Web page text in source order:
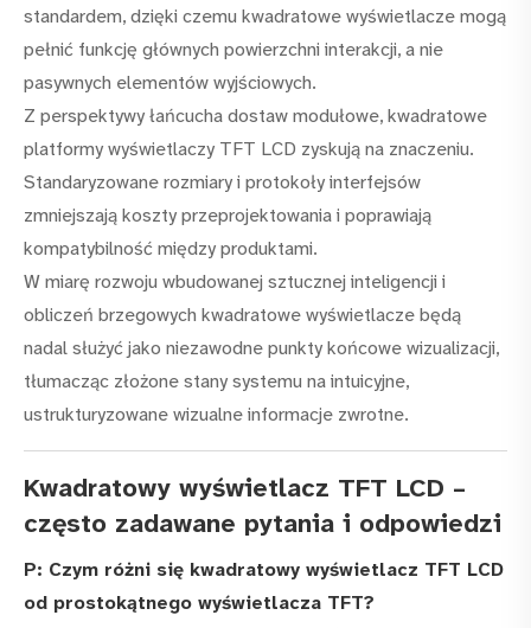
standardem, dzięki czemu kwadratowe wyświetlacze mogą
pełnić funkcję głównych powierzchni interakcji, a nie
pasywnych elementów wyjściowych.
Z perspektywy łańcucha dostaw modułowe, kwadratowe
platformy wyświetlaczy TFT LCD zyskują na znaczeniu.
Standaryzowane rozmiary i protokoły interfejsów
zmniejszają koszty przeprojektowania i poprawiają
kompatybilność między produktami.
W miarę rozwoju wbudowanej sztucznej inteligencji i
obliczeń brzegowych kwadratowe wyświetlacze będą
nadal służyć jako niezawodne punkty końcowe wizualizacji,
tłumacząc złożone stany systemu na intuicyjne,
ustrukturyzowane wizualne informacje zwrotne.
Kwadratowy wyświetlacz TFT LCD –
często zadawane pytania i odpowiedzi
P: Czym różni się kwadratowy wyświetlacz TFT LCD
od prostokątnego wyświetlacza TFT?